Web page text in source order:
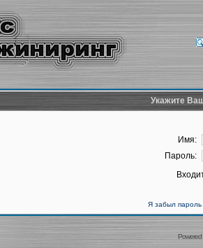
Укажите
Имя:
Пароль:
Я забыл пароль